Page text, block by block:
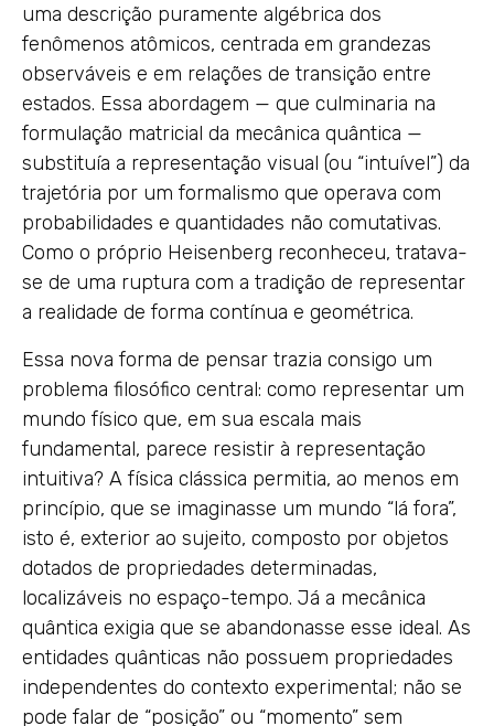
uma descrição puramente algébrica dos
fenômenos atômicos, centrada em grandezas
observáveis e em relações de transição entre
estados. Essa abordagem — que culminaria na
formulação matricial da mecânica quântica —
substituía a representação visual (ou “intuível”) da
trajetória por um formalismo que operava com
probabilidades e quantidades não comutativas.
Como o próprio Heisenberg reconheceu, tratava-
se de uma ruptura com a tradição de representar
a realidade de forma contínua e geométrica.
Essa nova forma de pensar trazia consigo um
problema filosófico central: como representar um
mundo físico que, em sua escala mais
fundamental, parece resistir à representação
intuitiva? A física clássica permitia, ao menos em
princípio, que se imaginasse um mundo “lá fora”,
isto é, exterior ao sujeito, composto por objetos
dotados de propriedades determinadas,
localizáveis no espaço-tempo. Já a mecânica
quântica exigia que se abandonasse esse ideal. As
entidades quânticas não possuem propriedades
independentes do contexto experimental; não se
pode falar de “posição” ou “momento” sem